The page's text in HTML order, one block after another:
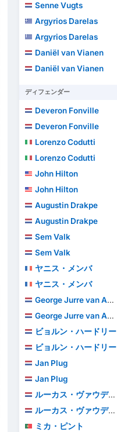
Senne Vugts
Argyrios Darelas
Argyrios Darelas
Daniël van Vianen
Daniël van Vianen
ディフェンダー
Deveron Fonville
Deveron Fonville
Lorenzo Codutti
Lorenzo Codutti
John Hilton
John Hilton
Augustin Drakpe
Augustin Drakpe
Sem Valk
Sem Valk
ヤニス・メンバ
ヤニス・メンバ
George Jurre van Aken
George Jurre van Aken
ビョルン・ハードリー
ビョルン・ハードリー
Jan Plug
Jan Plug
ルーカス・ヴァウデンバーグ
ルーカス・ヴァウデンバーグ
ミカ・ピント